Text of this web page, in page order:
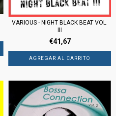
VARIOUS - NIGHT BLACK BEAT VOL.
III
€41,67